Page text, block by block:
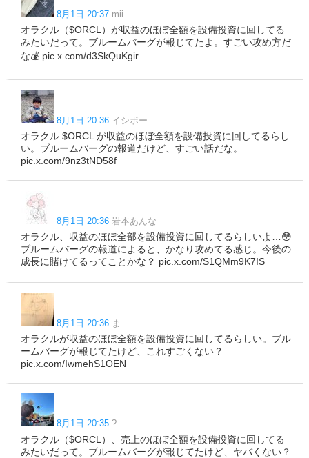
8月1日 20:37 mii
オラクル（$ORCL）が収益のほぼ全額を設備投資に回してる
みたいだって。ブルームバーグが報じてたよ。すごい攻め方だ
な💰 pic.x.com/d3SkQuKgir
8月1日 20:36 イシボー
オラクル $ORCL が収益のほぼ全額を設備投資に回してるらし
い。ブルームバーグの報道だけど、すごい話だな。
pic.x.com/9nz3tND58f
8月1日 20:36 岩本あんな
オラクル、収益のほぼ全部を設備投資に回してるらしいよ…😳
ブルームバーグの報道によると、かなり攻めてる感じ。今後の
成長に賭けてるってことかな？ pic.x.com/S1QMm9K7IS
8月1日 20:36 ま
オラクルが収益のほぼ全額を設備投資に回してるらしい。ブル
ームバーグが報じてたけど、これすごくない？
pic.x.com/IwmehS1OEN
8月1日 20:35 ?
オラクル（$ORCL）、売上のほぼ全額を設備投資に回してる
みたいだって。ブルームバーグが報じてたけど、ヤバくない？